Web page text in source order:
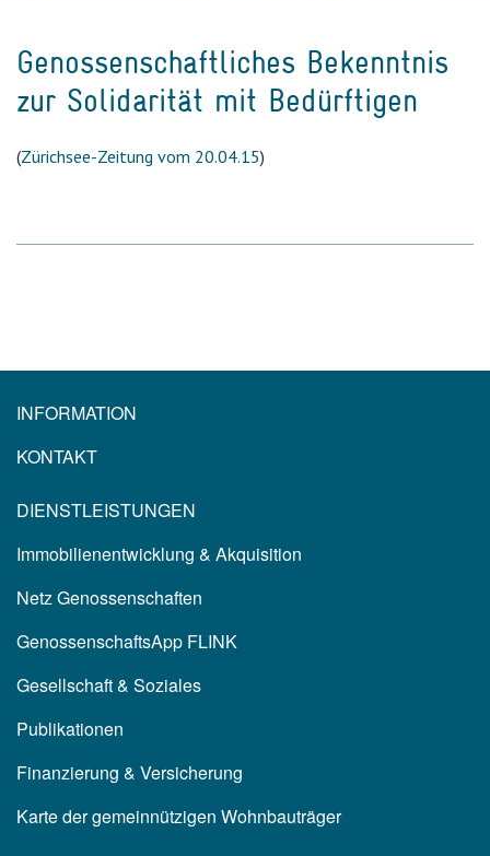
Genossenschaftliches Bekenntnis
zur Solidarität mit Bedürftigen
(Zürichsee-Zeitung vom 20.04.15)
INFORMATION
KONTAKT
DIENSTLEISTUNGEN
Immobilienentwicklung & Akquisition
Netz Genossenschaften
GenossenschaftsApp FLINK
Gesellschaft & Soziales
Publikationen
Finanzierung & Versicherung
Karte der gemeinnützigen Wohnbauträger